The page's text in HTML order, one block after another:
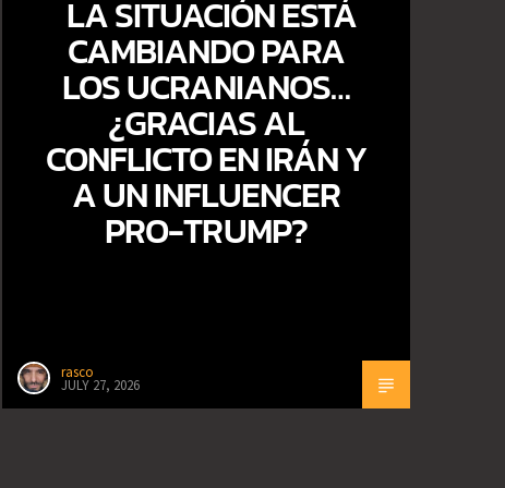
LA SITUACIÓN ESTÁ
CAMBIANDO PARA
LOS UCRANIANOS…
¿GRACIAS AL
CONFLICTO EN IRÁN Y
A UN INFLUENCER
PRO-TRUMP?
rasco
JULY 27, 2026